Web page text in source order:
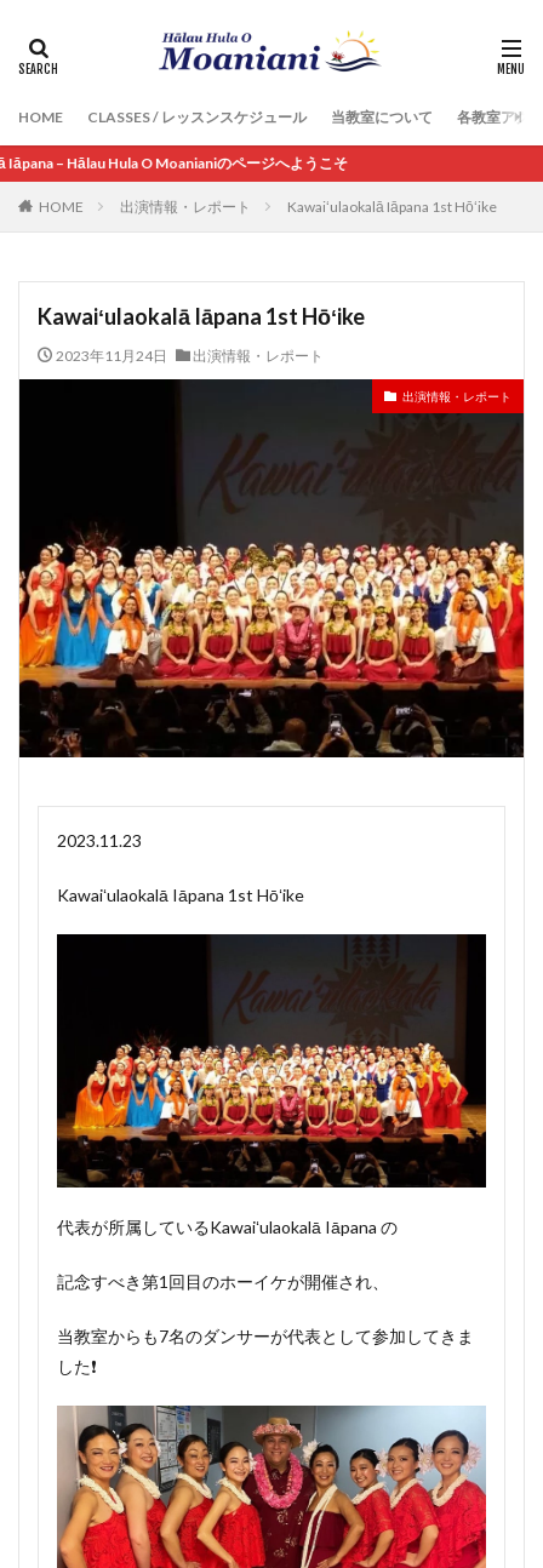
HOME CLASSES / レッスンスケジュール 当教室について 各教室アク
– Hālau Hula O Moanianiのページへようこそ
HOME 出演情報・レポート Kawaiʻulaokalā Iāpana 1st Hōʻike
Kawaiʻulaokalā Iāpana 1st Hōʻike
2023年11月24日 出演情報・レポート
出演情報・レポート
2023.11.23
Kawaiʻulaokalā Iāpana 1st Hōʻike
代表が所属しているKawaiʻulaokalā Iāpana の
記念すべき第1回目のホーイケが開催され、
当教室からも7名のダンサーが代表として参加してきま
した❗️